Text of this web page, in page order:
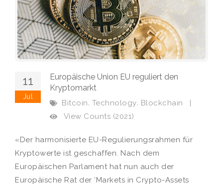
11
Jul
Europäische Union EU reguliert den
Kryptomarkt
Bitcoin, Technology, Blockchain
|
View Counts (2021)
«Der harmonisierte EU-Regulierungsrahmen für
Kryptowerte ist geschaffen. Nach dem
Europäischen Parlament hat nun auch der
Europäische Rat der ‘Markets in Crypto-Assets